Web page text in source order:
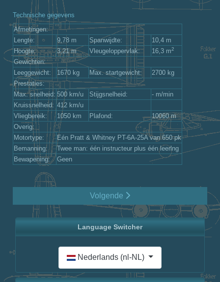
Technische gegevens
Afmetingen:
Lengte:
9,78 m Spanwijdte:
10,4 m
Hoogte:
3,21 m Vleugeloppervlak: 16,3 m2
Gewichten:
Leeggewicht:
1670 kg Max. startgewicht:
2700 kg
Prestaties:
Max. snelheid: 500 km/u Stijgsnelheid:
- m/min
Kruissnelheid: 412 km/u
Vliegbereik:
1050 km Plafond:
10060 m
Overig:
Motortype:
Eén Pratt & Whitney PT-6A-25A van 650 pk
Bemanning:
Twee man: één instructeur plus één leerlng
Bewapening:
Geen
Volgende
Language Switcher
Selecteer de taal
Nederlands (nl-NL)